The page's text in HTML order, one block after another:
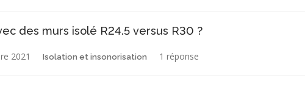
des murs isolé R24.5 versus R30 ?
2021 Isolation et insonorisation 1 réponse